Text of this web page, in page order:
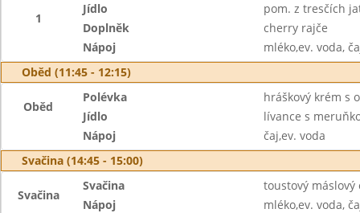
1
Jídlo
pom. z tresčích
Doplněk
cherry rajče
Nápoj
mléko,ev. voda,
Oběd (11:45 - 12:15)
Oběd
Polévka
hráškový krém s
Jídlo
lívance s
Nápoj
čaj,ev. voda
Svačina (14:45 - 15:00)
Svačina
Svačina
toustový
Nápoj
mléko,ev. voda,